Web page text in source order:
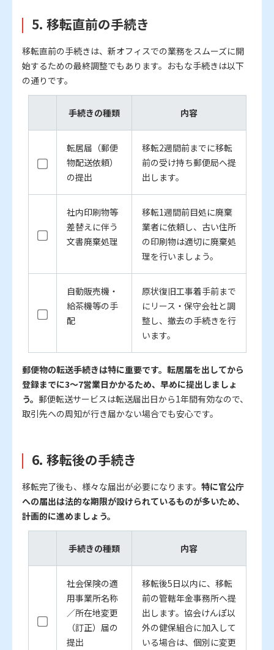
5. 移転直前の手続き
移転直前の手続きは、新オフィスでの業務をスムーズに開
始するための最終調整でもあります。おもな手続きは以下
の通りです。
手続きの種類 内容
転居届（郵便
物配送依頼）
の提出
移転2週間前までに移転
前の受け持ち郵便局へ提
出します。
社内印刷物等
差替えに伴う
文書廃棄処理
移転1週間前目処に廃棄
業者に依頼し、古い住所
の印刷物は適切に廃棄処
理を行いましょう。
自動販売機・
給茶機等の手
配
原状復旧工事着手前まで
にリース・保守会社と調
整し、撤去の手続きを行
います。
郵便物の転送手続きは特に重要です。転居届を出してから
登録までに3～7営業日かかるため、早めに提出しましょ
う。 郵便転送サービスは転送届出日から1年間有効なので、
取引先への周知が行き届かない場合でも安心です。
6. 移転後の手続き
移転完了後も、様々な届出が必要になります。 特に官公庁
への届出は法的な期限が設けられているものが多いため、
計画的に進めましょう。
手続きの種類 内容
社会保険の適
用事業所名称
／所在地変更
（訂正）届の
提出
移転後5日以内に、移転
前の管轄年金事務所へ提
出します。協会けんぽ以
外の健保組合に加入して
いる場合は、個別に変更